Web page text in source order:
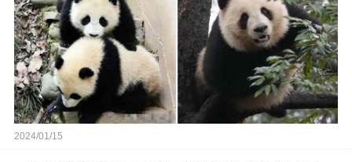
2024/01/15